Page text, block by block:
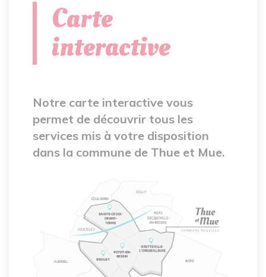
Carte
interactive
Notre carte interactive vous
permet de découvrir tous les
services mis à votre disposition
dans la commune de Thue et Mue.